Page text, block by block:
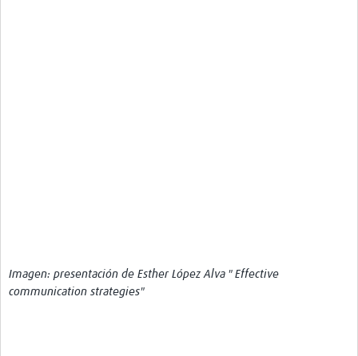
Imagen: presentación de Esther López Alva " Effective
communication strategies"